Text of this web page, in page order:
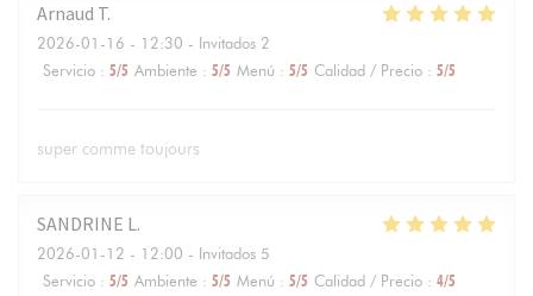
Arnaud T
2026-01-16 - 12:30 - Invitados 2
Servicio : 5/5 Ambiente : 5/5 Menú : 5/5 Calidad / Precio : 5/5
super comme toujours
SANDRINE L
2026-01-12 - 12:00 - Invitados 5
Servicio : 5/5 Ambiente : 5/5 Menú : 5/5 Calidad / Precio : 4/5